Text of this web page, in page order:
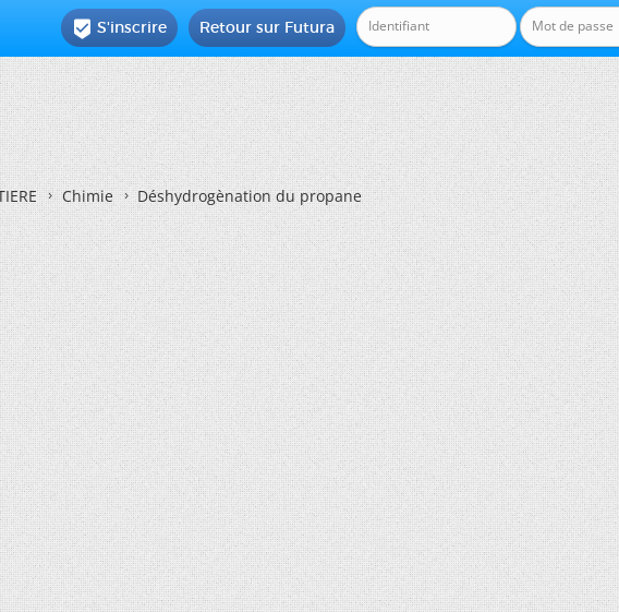
Retour sur Futura
 S'inscrire
Chimie Déshydrogènation du propane